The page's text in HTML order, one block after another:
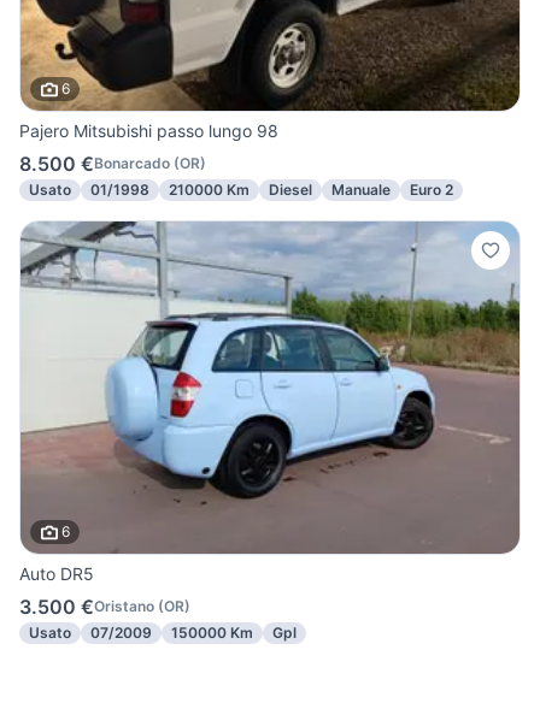
6
Pajero Mitsubishi passo lungo 98
8.500 €Bonarcado (OR)
Usato
01/1998 210000 Km Diesel Manuale Euro 2
6
Auto DR5
3.500 €Oristano (OR)
Usato
07/2009 150000 Km Gpl